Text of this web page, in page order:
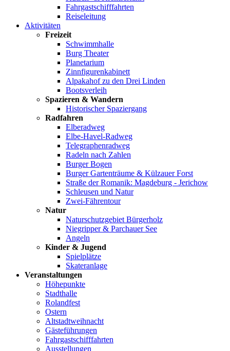
Fahrgastschifffahrten
Reiseleitung
Aktivitäten
Freizeit
Schwimmhalle
Burg Theater
Planetarium
Zinnfigurenkabinett
Alpakahof zu den Drei Linden
Bootsverleih
Spazieren & Wandern
Historischer Spaziergang
Radfahren
Elberadweg
Elbe-Havel-Radweg
Telegraphenradweg
Radeln nach Zahlen
Burger Bogen
Burger Gartenträume & Külzauer Forst
Straße der Romanik: Magdeburg - Jerichow
Schleusen und Natur
Zwei-Fährentour
Natur
Naturschutzgebiet Bürgerholz
Niegripper & Parchauer See
Angeln
Kinder & Jugend
Spielplätze
Skateranlage
Veranstaltungen
Höhepunkte
Stadthalle
Rolandfest
Ostern
Altstadtweihnacht
Gästeführungen
Fahrgastschifffahrten
Ausstellungen